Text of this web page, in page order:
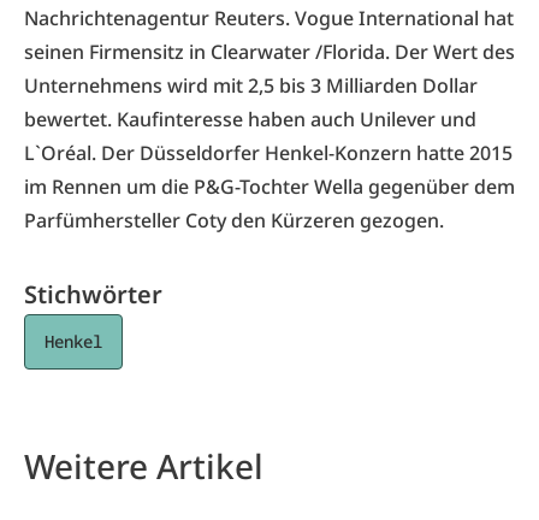
Nachrichtenagentur Reuters. Vogue International hat
seinen Firmensitz in Clearwater /Florida. Der Wert des
Unternehmens wird mit 2,5 bis 3 Milliarden Dollar
bewertet. Kaufinteresse haben auch Unilever und
L`Oréal. Der Düsseldorfer Henkel-Konzern hatte 2015
im Rennen um die P&G-Tochter Wella gegenüber dem
Parfümhersteller Coty den Kürzeren gezogen.
Stichwörter
Henkel
Weitere Artikel